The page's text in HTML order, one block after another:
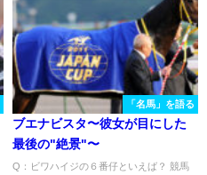
「名馬」を語る
ブエナビスタ〜彼女が目にした
最後の"絶景"〜
Q：ビワハイジの６番仔といえば？ 競馬